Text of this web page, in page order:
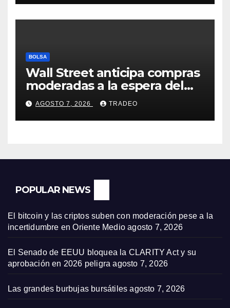
BOLSA
Wall Street anticipa compras
moderadas a la espera del
informe de empleo de EEUU
AGOSTO 7, 2026 TRADEO
POPULAR NEWS
El bitcoin y las criptos suben con moderación pese a la
incertidumbre en Oriente Medio agosto 7, 2026
El Senado de EEUU bloquea la CLARITY Act y su
aprobación en 2026 peligra agosto 7, 2026
Las grandes burbujas bursátiles agosto 7, 2026